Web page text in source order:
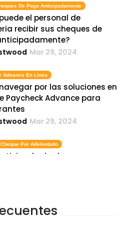
De Pago Anticipadamente
el personal de
recibir sus cheques de
Mar 29, 2024
Advance En Línea
por las soluciones en
Paycheck Advance para
Mar 29, 2024
Por Adelantado
de cheques para
Por Adelantado